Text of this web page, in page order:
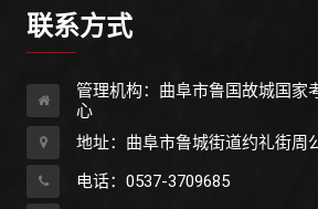
联系方式
管理机构：曲阜市鲁国故城国家
心
地址：曲阜市鲁城街道约礼街周
电话：0537-3709685